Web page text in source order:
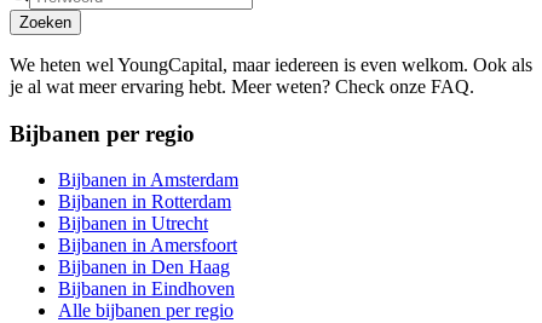
Zoeken
We heten wel YoungCapital, maar iedereen is even welkom. Ook als
je al wat meer ervaring hebt. Meer weten? Check onze FAQ.
Bijbanen per regio
Bijbanen in Amsterdam
Bijbanen in Rotterdam
Bijbanen in Utrecht
Bijbanen in Amersfoort
Bijbanen in Den Haag
Bijbanen in Eindhoven
Alle bijbanen per regio